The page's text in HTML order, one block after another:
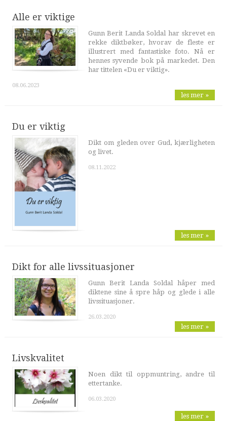
Alle er viktige
Gunn Berit Landa Soldal har skrevet en
rekke diktbøker, hvorav de fleste er
illustrert med fantastiske foto. Nå er
hennes syvende bok på markedet. Den
har tittelen «Du er viktig».
08.06.2023
les mer »
Du er viktig
Dikt om gleden over Gud, kjærligheten
og livet.
08.11.2022
les mer »
Dikt for alle livssituasjoner
Gunn Berit Landa Soldal håper med
diktene sine å spre håp og glede i alle
livssituasjoner.
26.03.2020
les mer »
Livskvalitet
Noen dikt til oppmuntring, andre til
ettertanke.
06.03.2020
les mer »